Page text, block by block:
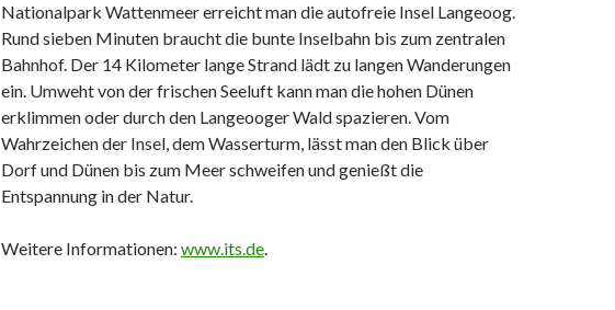
Nationalpark Wattenmeer erreicht man die autofreie Insel Langeoog.
Rund sieben Minuten braucht die bunte Inselbahn bis zum zentralen
Bahnhof. Der 14 Kilometer lange Strand lädt zu langen Wanderungen
ein. Umweht von der frischen Seeluft kann man die hohen Dünen
erklimmen oder durch den Langeooger Wald spazieren. Vom
Wahrzeichen der Insel, dem Wasserturm, lässt man den Blick über
Dorf und Dünen bis zum Meer schweifen und genießt die
Entspannung in der Natur.
Weitere Informationen: www.its.de.